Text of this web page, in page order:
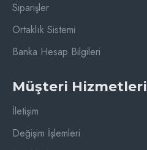
Siparişler
Ortaklık Sistemi
Banka Hesap Bilgileri
Müşteri Hizmetleri
İletişim
Değişim İşlemleri